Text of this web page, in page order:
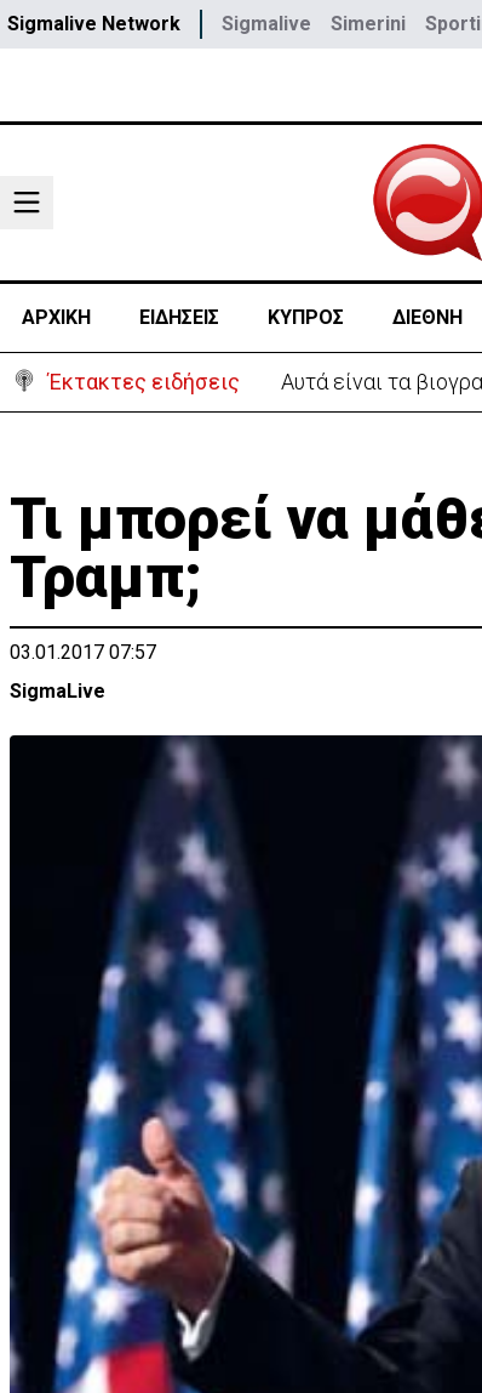
Sigmalive Network Sigmalive Simerini
ΑΡΧΙΚΗ ΕΙΔΗΣΕΙΣ ΚΥΠΡΟΣ ΔΙΕΘΝΗ
Έκτακτες ειδήσεις Χειροπέδες σε
Τι μπορεί να
Τραμπ;
03.01.2017 07:57
SigmaLive